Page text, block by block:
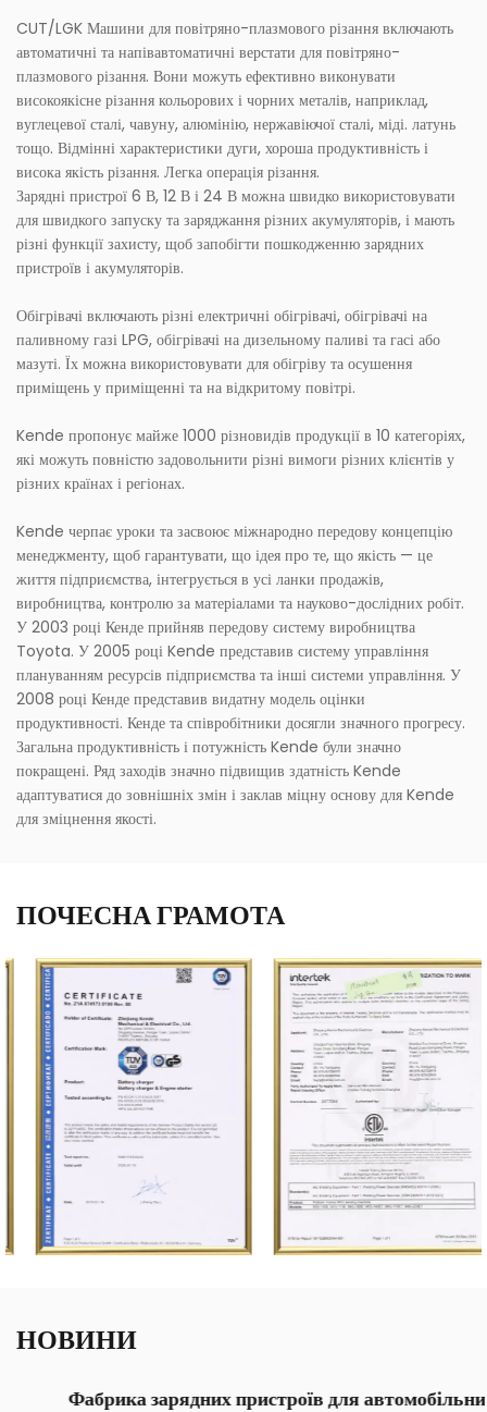
CUT/LGK Машини для повітряно-плазмового різання включають
автоматичні та напівавтоматичні верстати для повітряно-
плазмового різання. Вони можуть ефективно виконувати
високоякісне різання кольорових і чорних металів, наприклад,
вуглецевої сталі, чавуну, алюмінію, нержавіючої сталі, міді. латунь
тощо. Відмінні характеристики дуги, хороша продуктивність і
висока якість різання. Легка операція різання.
Зарядні пристрої 6 В, 12 В і 24 В можна швидко використовувати
для швидкого запуску та заряджання різних акумуляторів, і мають
різні функції захисту, щоб запобігти пошкодженню зарядних
пристроїв і акумуляторів.
Обігрівачі включають різні електричні обігрівачі, обігрівачі на
паливному газі LPG, обігрівачі на дизельному паливі та гасі або
мазуті. Їх можна використовувати для обігріву та осушення
приміщень у приміщенні та на відкритому повітрі.
Kende пропонує майже 1000 різновидів продукції в 10 категоріях,
які можуть повністю задовольнити різні вимоги різних клієнтів у
різних країнах і регіонах.
Kende черпає уроки та засвоює міжнародно передову концепцію
менеджменту, щоб гарантувати, що ідея про те, що якість — це
життя підприємства, інтегрується в усі ланки продажів,
виробництва, контролю за матеріалами та науково-дослідних робіт.
У 2003 році Кенде прийняв передову систему виробництва
Toyota. У 2005 році Kende представив систему управління
плануванням ресурсів підприємства та інші системи управління. У
2008 році Кенде представив видатну модель оцінки
продуктивності. Кенде та співробітники досягли значного прогресу.
Загальна продуктивність і потужність Kende були значно
покращені. Ряд заходів значно підвищив здатність Kende
адаптуватися до зовнішніх змін і заклав міцну основу для Kende
для зміцнення якості.
ПОЧЕСНА ГРАМОТА
НОВИНИ
Фабрика зарядних пристроїв для автомобільних